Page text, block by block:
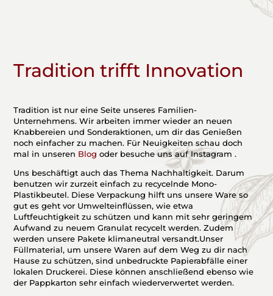
Tradition trifft Innovation
Tradition ist nur eine Seite unseres Familien-
Unternehmens. Wir arbeiten immer wieder an neuen
Knabbereien und Sonderaktionen, um dir das Genießen
noch einfacher zu machen. Für Neuigkeiten schau doch
mal in unseren Blog oder besuche uns auf Instagram .
Uns beschäftigt auch das Thema Nachhaltigkeit. Darum
benutzen wir zurzeit einfach zu recycelnde Mono-
Plastikbeutel. Diese Verpackung hilft uns unsere Ware so
gut es geht vor Umwelteinflüssen, wie etwa
Luftfeuchtigkeit zu schützen und kann mit sehr geringem
Aufwand zu neuem Granulat recycelt werden. Zudem
werden unsere Pakete klimaneutral versandt.Unser
Füllmaterial, um unsere Waren auf dem Weg zu dir nach
Hause zu schützen, sind unbedruckte Papierabfälle einer
lokalen Druckerei. Diese können anschließend ebenso wie
der Pappkarton sehr einfach wiederverwertet werden.